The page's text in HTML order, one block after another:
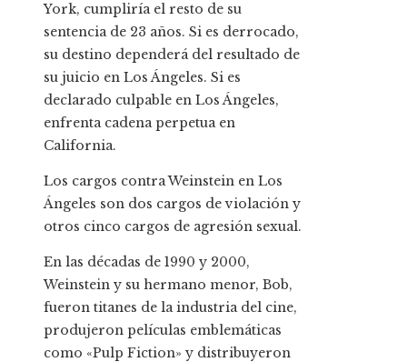
York, cumpliría el resto de su
sentencia de 23 años. Si es derrocado,
su destino dependerá del resultado de
su juicio en Los Ángeles. Si es
declarado culpable en Los Ángeles,
enfrenta cadena perpetua en
California.
Los cargos contra Weinstein en Los
Ángeles son dos cargos de violación y
otros cinco cargos de agresión sexual.
En las décadas de 1990 y 2000,
Weinstein y su hermano menor, Bob,
fueron titanes de la industria del cine,
produjeron películas emblemáticas
como «Pulp Fiction» y distribuyeron